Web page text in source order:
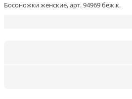
Босоножки женские, арт. 94969 беж.к.